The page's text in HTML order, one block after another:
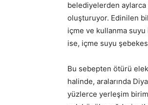
belediyelerden
oluşturuyor. Edinilen
içme ve kullanma
ise, içme suyu
Bu sebepten ötürü
halinde, aralarında
yüzlerce yerleşim